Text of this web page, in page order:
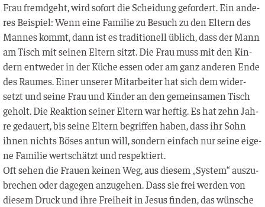
Frau fremd­geht, wird sofort die Schei­dung gefor­dert. Ein ande­
res Bei­spiel: Wenn eine Fami­lie zu Besuch zu den Eltern des
Man­nes kommt, dann ist es tra­di­tio­nell üblich, dass der Mann
am Tisch mit sei­nen Eltern sitzt. Die Frau muss mit den Kin­
dern ent­we­der in der Küche essen oder am ganz ande­ren Ende
des Rau­mes. Einer unse­rer Mit­ar­bei­ter hat sich dem wider­
setzt und sei­ne Frau und Kin­der an den gemein­sa­men Tisch
geholt. Die Reak­ti­on sei­ner Eltern war hef­tig. Es hat zehn Jah­
re gedau­ert, bis sei­ne Eltern begrif­fen haben, dass ihr Sohn
ihnen nichts Böses antun will, son­dern ein­fach nur sei­ne eige­
ne Fami­lie wert­schätzt und respektiert.
Oft sehen die Frau­en kei­nen Weg, aus die­sem „Sys­tem“ aus­zu­
bre­chen oder dage­gen anzu­ge­hen. Dass sie frei wer­den von
die­sem Druck und ihre Frei­heit in Jesus fin­den, das wün­sche